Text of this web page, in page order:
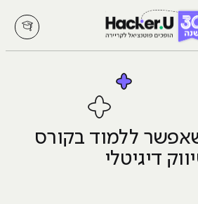
שאפשר ללמוד בקורס
דיגיטלי